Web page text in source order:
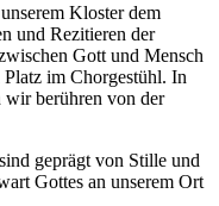
Kloster dem
und Rezitieren der
Gott und Mensch
im Chorgestühl. In
wir berühren von der
geprägt von Stille und
Gottes an unserem Ort